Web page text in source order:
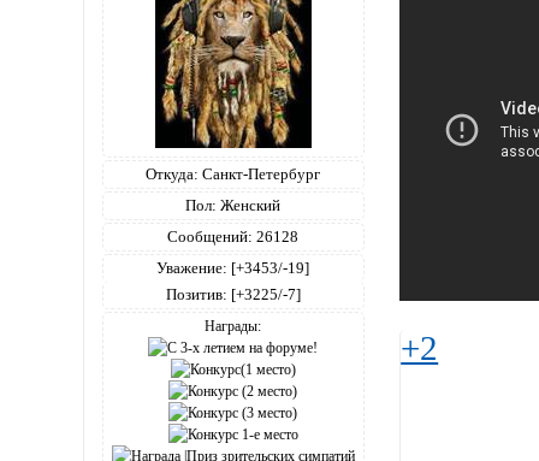
Откуда: Санкт-Петербург
Пол: Женский
Сообщений: 26128
Уважение: [+3453/-19]
Позитив: [+3225/-7]
Награды:
+2